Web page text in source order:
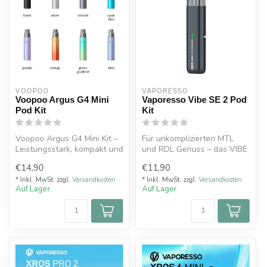
VOOPOO
Voopoo Argus G4 Mini
Pod Kit
Voopoo Argus G4 Mini Kit –
Leistungsstark, kompakt und
€14,90
* Inkl. MwSt. zzgl. Versandkosten
Auf Lager
VAPORESSO
Vaporesso Vibe SE 2 Pod
Kit
Für unkomplizierten MTL
und RDL Genuss – das VIBE
VAPORESSO
€11,90
* Inkl. MwSt. zzgl. Versandkosten
Auf Lager